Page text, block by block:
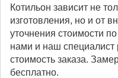
Котильон зависит не
изготовления, но и от
уточнения стоимости
нами и наш специалист
стоимость заказа.
бесплатно.